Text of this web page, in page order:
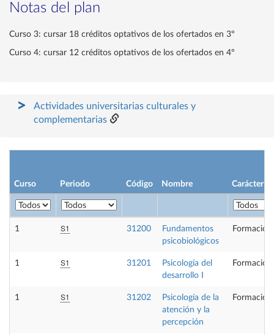
Notas del plan
Curso 3: cursar 18 créditos optativos de los ofertados en 3º
Curso 4: cursar 12 créditos optativos de los ofertados en 4º
Actividades universitarias culturales y
complementarias
Curso Periodo Código Nombre Carácter
1 S1 31200
Fundamentos
psicobiológicos
Formación
1 S1 31201
Psicología del
desarrollo I
Formación
1 S1 31202
Psicología de la
atención y la
percepción
Formación